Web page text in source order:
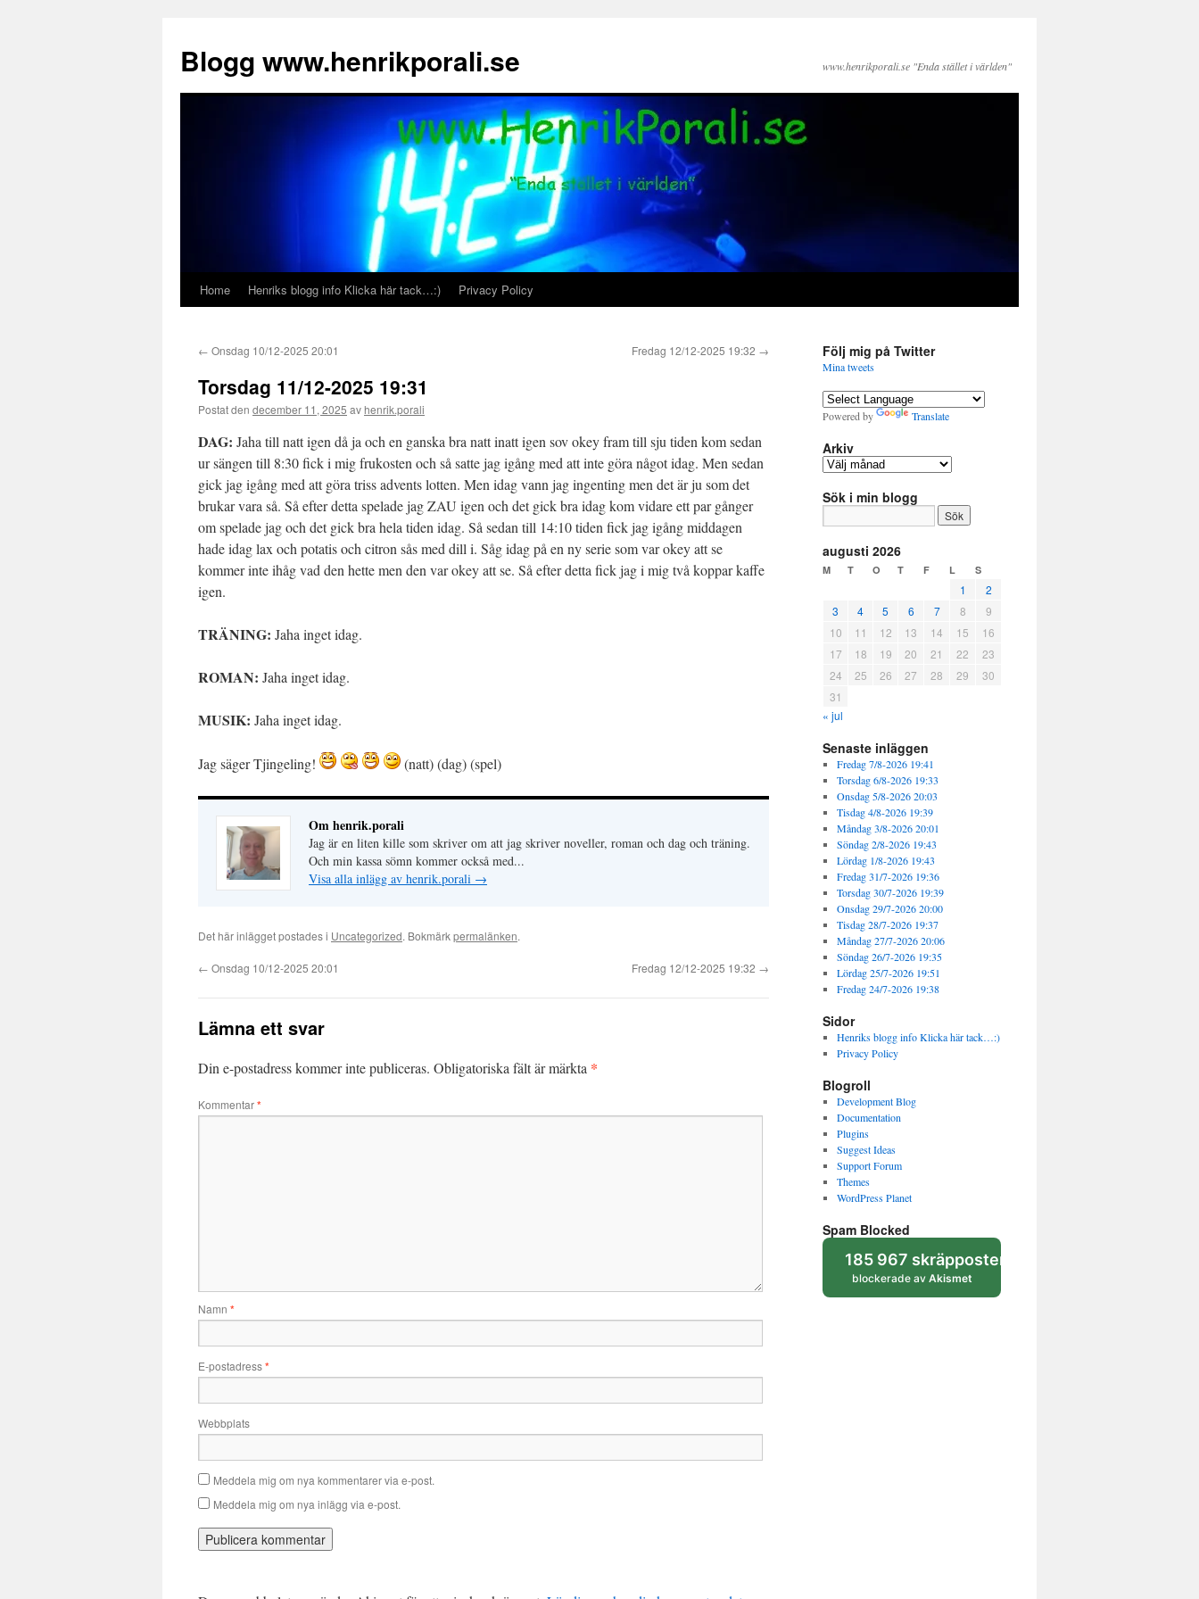
innehåll
Blogg www.henrikporali.se www.henrikporali.se "Enda stället i världen"
Home Henriks blogg info Klicka här tack…:) Privacy Policy
← Onsdag 10/12-2025 20:01 Fredag 12/12-2025 19:32 →
Torsdag 11/12-2025 19:31
Postat den december 11, 2025 av henrik.porali
DAG: Jaha till natt igen då ja och en ganska bra natt inatt igen sov okey fram till sju tiden kom sedan
ur sängen till 8:30 fick i mig frukosten och så satte jag igång med att inte göra något idag. Men sedan
gick jag igång med att göra triss advents lotten. Men idag vann jag ingenting men det är ju som det
brukar vara så. Så efter detta spelade jag ZAU igen och det gick bra idag kom vidare ett par gånger
om spelade jag och det gick bra hela tiden idag. Så sedan till 14:10 tiden fick jag igång middagen
hade idag lax och potatis och citron sås med dill i. Såg idag på en ny serie som var okey att se
kommer inte ihåg vad den hette men den var okey att se. Så efter detta fick jag i mig två koppar kaffe
igen.
TRÄNING: Jaha inget idag.
ROMAN: Jaha inget idag.
MUSIK: Jaha inget idag.
Jag säger Tjingeling! (natt) (dag) (spel)
Om henrik.porali
Jag är en liten kille som skriver om att jag skriver noveller, roman och dag och träning.
Och min kassa sömn kommer också med...
Visa alla inlägg av henrik.porali →
Det här inlägget postades i Uncategorized. Bokmärkpermalänken.
← Onsdag 10/12-2025 20:01 Fredag 12/12-2025 19:32 →
Lämna ett svar
Din e-postadress kommer inte publiceras. Obligatoriska fält är märkta *
Kommentar*
Namn *
E-postadress*
Webbplats
Meddela mig om nya kommentarer via e-post.
Meddela mig om nya inlägg via e-post.
Följ mig på Twitter
Mina tweets
Powered by Translate
Arkiv
Arkiv
Sök i min blogg
augusti 2026
M T O T F L S
1
2
3
4 5 6 7 8
9
10
11 12 13 14 15
16
17
18 19 20 21 22
23
24
25 26 27 28 29
30
31
« jul
Senaste inläggen
Fredag 7/8-2026 19:41
Torsdag 6/8-2026 19:33
Onsdag 5/8-2026 20:03
Tisdag 4/8-2026 19:39
Måndag 3/8-2026 20:01
Söndag 2/8-2026 19:43
Lördag 1/8-2026 19:43
Fredag 31/7-2026 19:36
Torsdag 30/7-2026 19:39
Onsdag 29/7-2026 20:00
Tisdag 28/7-2026 19:37
Måndag 27/7-2026 20:06
Söndag 26/7-2026 19:35
Lördag 25/7-2026 19:51
Fredag 24/7-2026 19:38
Sidor
Henriks blogg info Klicka här tack…:)
Privacy Policy
Blogroll
Development Blog
Documentation
Plugins
Suggest Ideas
Support Forum
Themes
WordPress Planet
Spam Blocked
185 967 skräpposter
blockerade av Akismet